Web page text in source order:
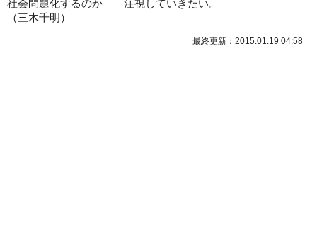
社会問題化するのか――注視していきたい。
（三木千明）
最終更新：2015.01.19 04:58